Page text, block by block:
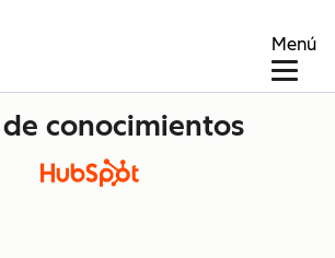
Menú
de conocimientos